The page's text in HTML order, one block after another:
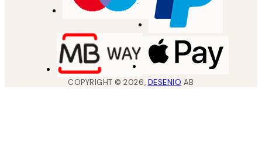
COPYRIGHT ©2026, DESENIO AB